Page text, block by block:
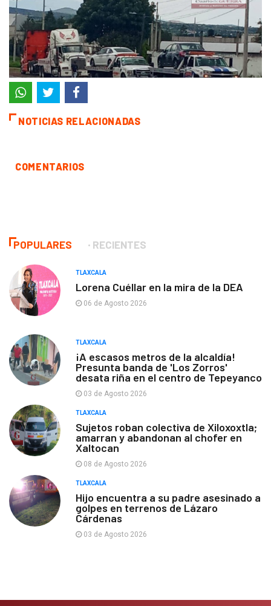
NOTICIAS RELACIONADAS
COMENTARIOS
POPULARES RECIENTES
TLAXCALA
Lorena Cuéllar en la mira de la DEA
06 de Agosto 2026
TLAXCALA
¡A escasos metros de la alcaldía!
Presunta banda de 'Los Zorros'
desata riña en el centro de Tepeyanco
03 de Agosto 2026
TLAXCALA
Sujetos roban colectiva de Xiloxoxtla;
amarran y abandonan al chofer en
Xaltocan
08 de Agosto 2026
TLAXCALA
Hijo encuentra a su padre asesinado a
golpes en terrenos de Lázaro
Cárdenas
03 de Agosto 2026